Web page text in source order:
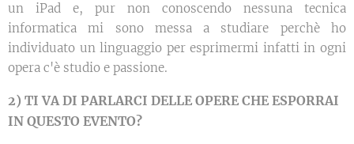
un iPad e, pur non conoscendo nessuna tecnica
informatica mi sono messa a studiare perchè ho
individuato un linguaggio per esprimermi infatti in ogni
opera c'è studio e passione.
2) TI VA DI PARLARCI DELLE OPERE CHE ESPORRAI
IN QUESTO EVENTO?